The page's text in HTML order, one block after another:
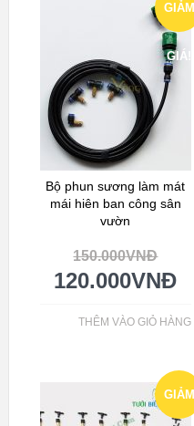
GIẢM
GIÁ!
Bộ phun sương làm mát
mái hiên ban công sân
vườn
150.000VNĐ
120.000VNĐ
THÊM VÀO GIỎ HÀNG
GIẢM